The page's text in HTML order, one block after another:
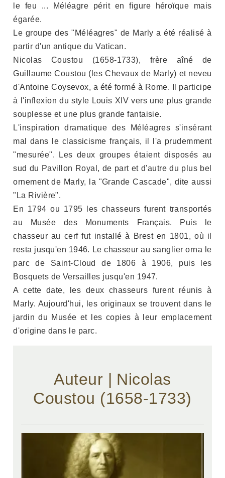
le feu ... Méléagre périt en figure héroïque mais
égarée.
Le groupe des "Méléagres" de Marly a été réalisé à
partir d'un antique du Vatican.
Nicolas Coustou (1658-1733), frère aîné de
Guillaume Coustou (les Chevaux de Marly) et neveu
d'Antoine Coysevox, a été formé à Rome. Il participe
à l'inflexion du style Louis XIV vers une plus grande
souplesse et une plus grande fantaisie.
L'inspiration dramatique des Méléagres s'insérant
mal dans le classicisme français, il l'a prudemment
"mesurée". Les deux groupes étaient disposés au
sud du Pavillon Royal, de part et d'autre du plus bel
ornement de Marly, la "Grande Cascade", dite aussi
"La Rivière".
En 1794 ou 1795 les chasseurs furent transportés
au Musée des Monuments Français. Puis le
chasseur au cerf fut installé à Brest en 1801, où il
resta jusqu'en 1946. Le chasseur au sanglier orna le
parc de Saint-Cloud de 1806 à 1906, puis les
Bosquets de Versailles jusqu'en 1947.
A cette date, les deux chasseurs furent réunis à
Marly. Aujourd'hui, les originaux se trouvent dans le
jardin du Musée et les copies à leur emplacement
d'origine dans le parc.
Auteur | Nicolas
Coustou (1658-1733)